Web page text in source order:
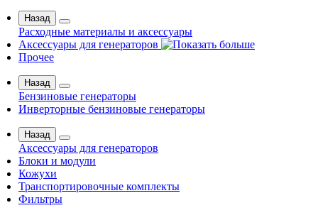
Назад
Расходные материалы и аксессуары
Аксессуары для генераторов
Прочее
Назад
Бензиновые генераторы
Инверторные бензиновые генераторы
Назад
Аксессуары для генераторов
Блоки и модули
Кожухи
Транспортировочные комплекты
Фильтры